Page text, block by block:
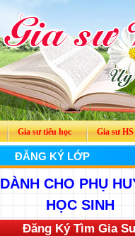
Gia sư tiểu học Gia sư HS
ĐĂNG KÝ LỚP
DÀNH CHO PHỤ
HỌC SINH
Đăng Ký Tìm Gia